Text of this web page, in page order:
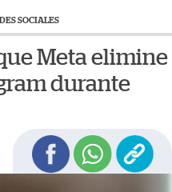
SOCIALES
Meta elimine
durante